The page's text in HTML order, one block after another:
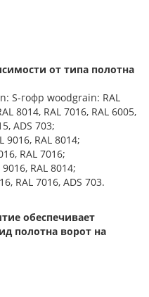
от типа полотна
S-гофр woodgrain: RAL
8014, RAL 7016, RAL 6005,
ADS 703;
RAL 8014;
RAL 7016;
RAL 8014;
RAL 7016, ADS 703.
обеспечивает
полотна ворот на